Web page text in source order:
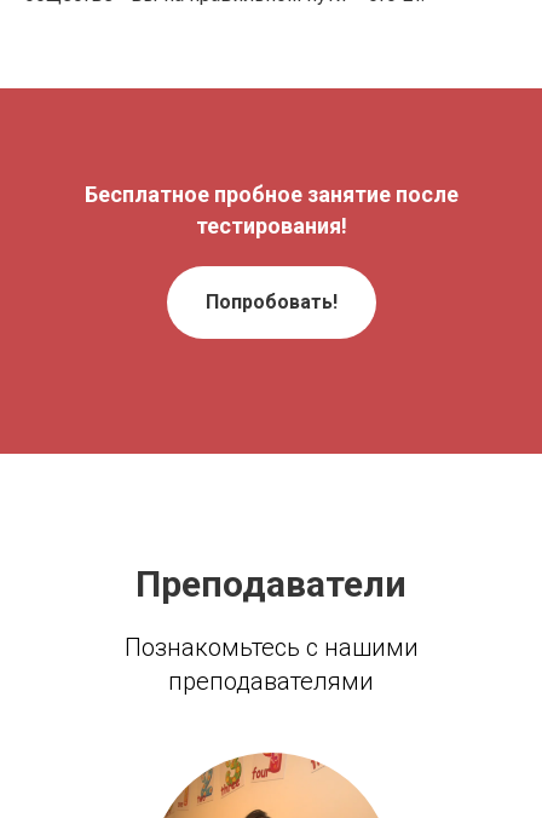
Бесплатное пробное занятие после
тестирования!
Попробовать!
Преподаватели
Познакомьтесь с нашими
преподавателями